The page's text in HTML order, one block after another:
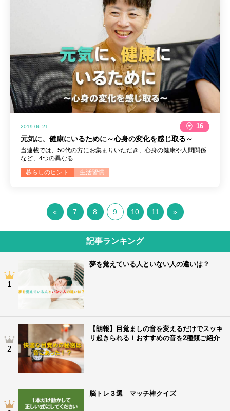
2019.06.21 16
元気に、健康にいるために～心身の変化を感じ取る～
当連載では、50代の方にお集まりいただき、心身の健康や人間関係
など、4つの異なる...
暮らしのヒント
生活習慣
« 7 8 9 10 11 »
記事ランキング
1
夢を覚えている人といない人の違いは？
2
【朗報】目覚ましの音を変えるだけでスッキ
リ起きられる！おすすめの音を2種類ご紹介
脳トレ３選 マッチ棒クイズ